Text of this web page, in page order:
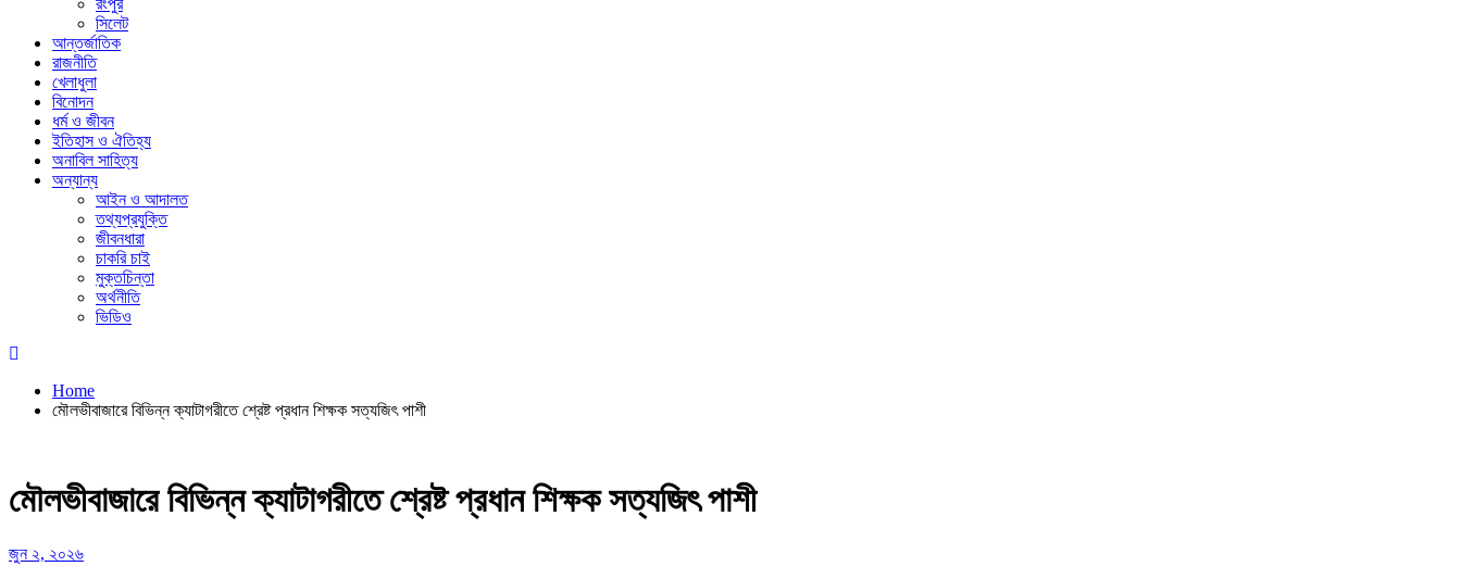
রংপুর
সিলেট
আন্তর্জাতিক
রাজনীতি
খেলাধুলা
বিনোদন
ধর্ম ও জীবন
ইতিহাস ও ঐতিহ্য
অনাবিল সাহিত্য
অন্যান্য
আইন ও আদালত
তথ্যপ্রযুক্তি
জীবনধারা
চাকরি চাই
মুক্তচিন্তা
অর্থনীতি
ভিডিও
Home
মৌলভীবাজারে বিভিন্ন ক্যাটাগরীতে শ্রেষ্ট প্রধান শিক্ষক সত্যজিৎ পাশী
মৌলভীবাজারে বিভিন্ন ক্যাটাগরীতে শ্রেষ্ট প্রধান শিক্ষক সত্যজিৎ পাশী
জুন ২, ২০২৬